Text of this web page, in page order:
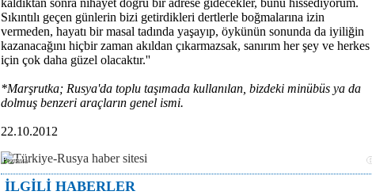
kaldıktan sonra nihayet doğru bir adrese gidecekler, bunu hissediyorum.
Sıkıntılı geçen günlerin bizi getirdikleri dertlerle boğmalarına izin
vermeden, hayatı bir masal tadında yaşayıp, öykünün sonunda da iyiliğin
kazanacağını hiçbir zaman akıldan çıkarmazsak, sanırım her şey ve herkes
için çok daha güzel olacaktır.''
*Marşrutka; Rusya'da toplu taşımada kullanılan, bizdeki minübüs ya da
dolmuş benzeri araçların genel ismi.
22.10.2012
Реклама
İLGİLİ HABERLER